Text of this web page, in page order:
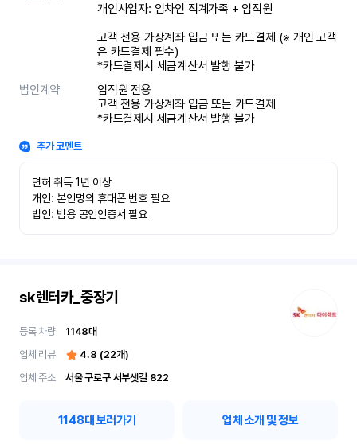
개인사업자: 임차인 직계가족 + 임직원
고객 전용 가상계좌 입금 또는 카드결제 (※ 개인 고객
은 카드결제 필수)
*카드결제시 세금계산서 발행 불가
법인계약
임직원 전용
고객 전용 가상계좌 입금 또는 카드결제
*카드결제시 세금계산서 발행 불가
추가 코멘트
면허 취득 1년 이상
개인: 본인명의 휴대폰 번호 필요
법인: 범용 공인인증서 필요
sk렌터카_중장기
등록 차량 1148대
업체 리뷰
4.8 (22개)
업체 주소
서울 구로구 서부샛길 822
1148대 보러가기 업체 소개 및 정보